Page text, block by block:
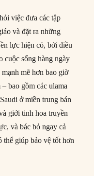
việc đưa các tập
và đặt ra những
lực hiện có, bởi điều
cuộc sống hàng ngày
mẽ hơn bao giờ
bao gồm các ulama
ở miền trung bán
giới tinh hoa truyền
và bác bỏ ngay cả
thể giúp bảo vệ tốt hơn